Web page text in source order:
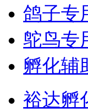
鸽子专
鸵鸟专
孵化辅
裕达孵